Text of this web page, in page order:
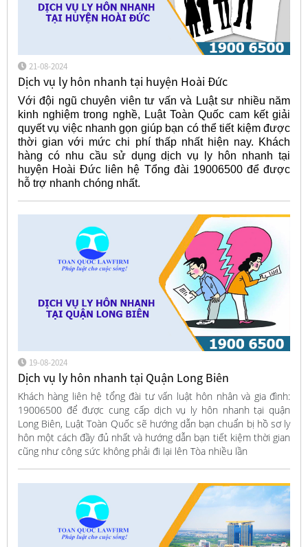
21-08-2024
Dịch vụ ly hôn nhanh tại huyện Hoài Đức
Với đội ngũ chuyên viên tư vấn và Luật sư nhiều năm
kinh nghiệm trong nghề, Luật Toàn Quốc cam kết giải
quyết vụ việc nhanh gọn giúp bạn có thể tiết kiệm được
thời gian với mức chi phí thấp nhất hiện nay. Khách
hàng có nhu cầu sử dụng dịch vụ ly hôn nhanh tại
huyện Hoài Đức liên hệ Tổng đài 19006500 để được
hỗ trợ nhanh chóng nhất.
19-08-2024
Dịch vụ ly hôn nhanh tại Quận Long Biên
Khách hàng liên hệ tổng đài tư vấn luật hôn nhân và gia đình:
19006500 để được cung cấp dịch vụ ly hôn nhanh tại quận
Long Biên, Luật Toàn Quốc sẽ hướng dẫn bạn chuẩn bị hồ sơ ly
hôn một cách đầy đủ nhất và hướng dẫn bạn tiết kiệm thời gian
cũng như công sức không phải đi lại lên Tòa nhiều lần